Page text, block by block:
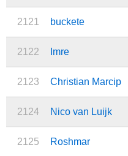
2121 buckete
2122 Imre
2123 Christian Marcip
2124 Nico van Luijk
2125 Roshmar